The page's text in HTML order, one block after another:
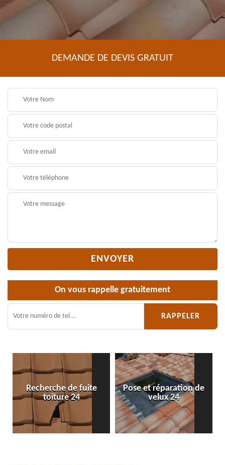
DEMANDE DE DEVIS GRATUIT
On vous rappelle gratuitement
Recherche de fuite
toiture 24
Pose et réparation de
velux 24